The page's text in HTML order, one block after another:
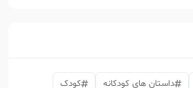
داستان های کودکانه
کودک